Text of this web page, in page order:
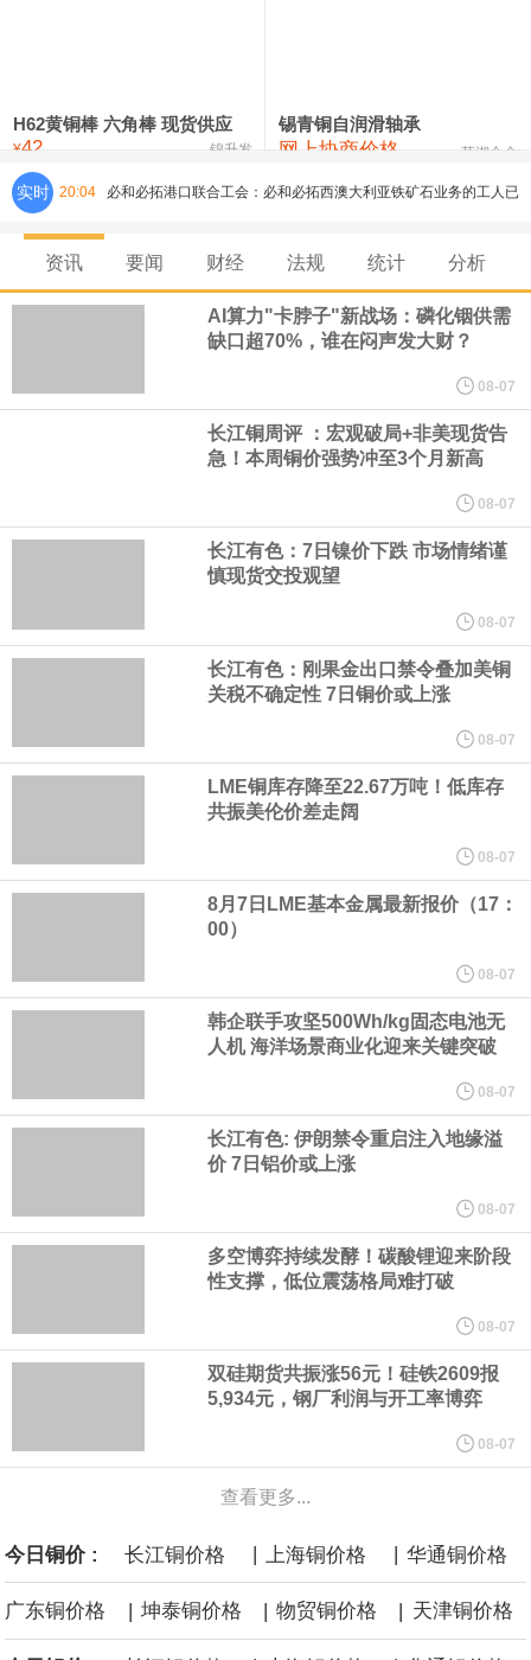
氯化镍 38,300—40,300 39,300 0
H62黄铜棒 六角棒 现货供应
¥42 锦升发
锡青铜自润滑轴承
网上协商价格 芜湖合金
实时 20:04 必和必拓港口联合工会：必和必拓西澳大利亚铁矿石业务的工人已
通知，将于8月9日实施24小时停工。
8月7日，宇树科技董事长王兴兴网上路演时表示，报告期内，公司
元，最近3年复合增长率达70.36%，呈快速增长趋势，并形成多项
（含境内发明专利20项）。
宇树科技董事长、总经理兼首席技术官王兴兴在网上路演时表示，
经过多年研发创新和技术积累，公司逐步形成了包括一体化关节集
成技术、高紧凑度机器人身体集成技术、机器人激光雷达全自研核
心技术等多项已商业化应用的核心技术并已应用于公司的高性能通
用人形机器人、四足机器人等产品。
美国总统特朗普6日否认他对国防部长赫格塞思不满，称对赫格塞思
所做的工作“非常满意”。特朗普在社交媒体上发帖称，一些媒体有关
他与赫格塞思就弹药短缺问题发生冲突的报道是“完全没有根据的谣
言”，他对赫格塞思所做的工作“非常满意”。
据报道，威刚近日在法说会上表示，在需求增加、价格走高及货源
稳定的三大有利因素带动下，预期第3季度营运将优于第2季度，并
进一步扩大全年营运成果。
美国国会预算办公室（CBO）于当地时间5日发布报告称，美国海军
计划建造的15艘核动力“特朗普级”（Trump-class）战列舰，从研发
到采购的总费用可能高达2750亿美元，为美国有史以来最昂贵的水
面战舰项目之一。 根据CBO的初步估算，首舰造价约234亿美元，
资讯 要闻 财经 法规 统计 分析
AI算力"卡脖子"新战场：磷化铟供需
缺口超70%，谁在闷声发大财？
08-07
长江铜周评 ：宏观破局+非美现货告
急！本周铜价强势冲至3个月新高
08-07
长江有色：7日镍价下跌 市场情绪谨
慎现货交投观望
08-07
长江有色：刚果金出口禁令叠加美铜
关税不确定性 7日铜价或上涨
08-07
LME铜库存降至22.67万吨！低库存
共振美伦价差走阔
08-07
8月7日LME基本金属最新报价（17：
00）
08-07
韩企联手攻坚500Wh/kg固态电池无
人机 海洋场景商业化迎来关键突破
08-07
长江有色: 伊朗禁令重启注入地缘溢
价 7日铝价或上涨
08-07
多空博弈持续发酵！碳酸锂迎来阶段
性支撑，低位震荡格局难打破
08-07
双硅期货共振涨56元！硅铁2609报
5,934元，钢厂利润与开工率博弈
08-07
查看更多...
今日铜价 : 长江铜价格 | 上海铜价格 | 华通铜价格
广东铜价格 | 坤泰铜价格 | 物贸铜价格 | 天津铜价格